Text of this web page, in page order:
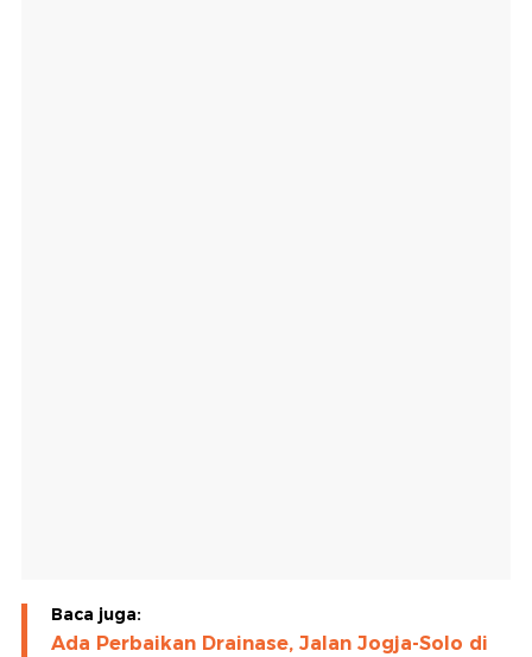
Baca juga:
Ada Perbaikan Drainase, Jalan Jogja-Solo di